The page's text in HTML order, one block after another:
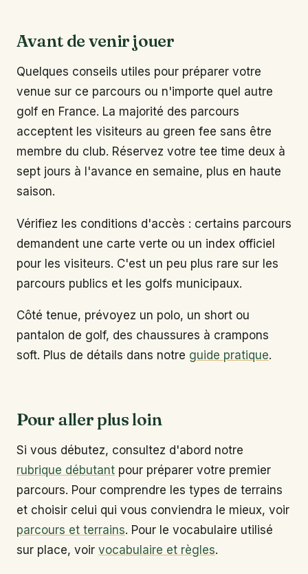
Avant de venir jouer
Quelques conseils utiles pour préparer votre
venue sur ce parcours ou n'importe quel autre
golf en France. La majorité des parcours
acceptent les visiteurs au green fee sans être
membre du club. Réservez votre tee time deux à
sept jours à l'avance en semaine, plus en haute
saison.
Vérifiez les conditions d'accès : certains parcours
demandent une carte verte ou un index officiel
pour les visiteurs. C'est un peu plus rare sur les
parcours publics et les golfs municipaux.
Côté tenue, prévoyez un polo, un short ou
pantalon de golf, des chaussures à crampons
soft. Plus de détails dans notre guide pratique.
Pour aller plus loin
Si vous débutez, consultez d'abord notre
rubrique débutant pour préparer votre premier
parcours. Pour comprendre les types de terrains
et choisir celui qui vous conviendra le mieux, voir
parcours et terrains. Pour le vocabulaire utilisé
sur place, voir vocabulaire et règles.